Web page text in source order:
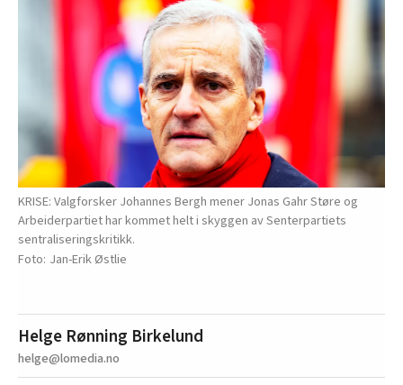
KRISE: Valgforsker Johannes Bergh mener Jonas Gahr Støre og
Arbeiderpartiet har kommet helt i skyggen av Senterpartiets
sentraliseringskritikk.
Jan-Erik Østlie
Helge Rønning Birkelund
helge@lomedia.no